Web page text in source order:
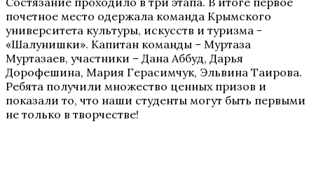
почетное место одержала команда Крымского
университета культуры, искусств и туризма -
«Шалунишки». Капитан команды – Муртаза
Муртазаев, участники – Дана Аббуд, Дарья
Дорофешина, Мария Герасимчук, Эльвина Таирова.
Ребята получили множество ценных призов и
показали то, что наши студенты могут быть первыми
не только в творчестве!